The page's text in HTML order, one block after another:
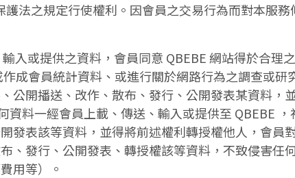
法之規定行使權利。因會員之交易行為而對本服
入或提供之資料，會員同意 QBEBE 網站得於合理
成會員統計資料、或進行關於網路行為之調查或研
公開播送、改作、散布、發行、公開發表某資料，
料一經會員上載、傳送、輸入或提供至 QBEBE ，
發表該等資料，並得將前述權利轉授權他人，會員
、發行、公開發表、轉授權該等資料，不致侵害任
用等）。